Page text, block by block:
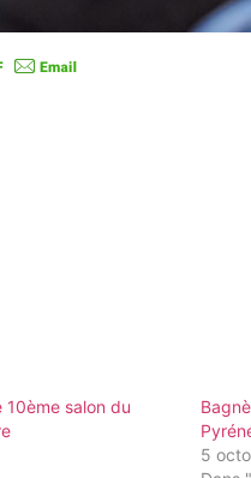
salon du
5